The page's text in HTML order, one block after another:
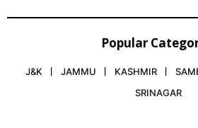
Popular
J&K JAMMU KASHMIR
SRINAGAR